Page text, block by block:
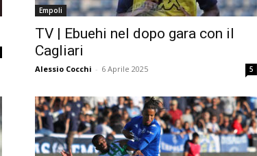
Empoli
TV | Ebuehi nel dopo gara con il
Cagliari
Alessio Cocchi - 6 Aprile 2025 5